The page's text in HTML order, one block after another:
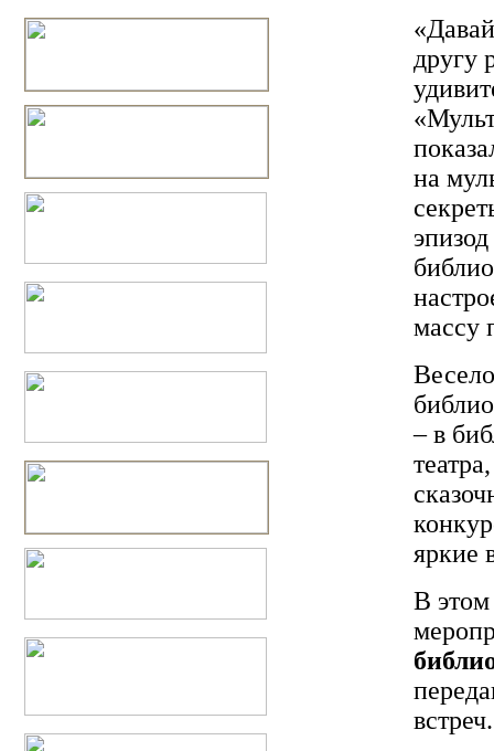
другу
на
массу
– в
яркие
В